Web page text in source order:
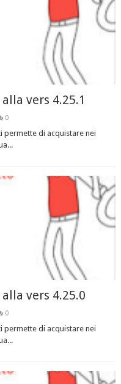
vers 4.25.1
0
permette di acquistare nei
vers 4.25.0
0
permette di acquistare nei